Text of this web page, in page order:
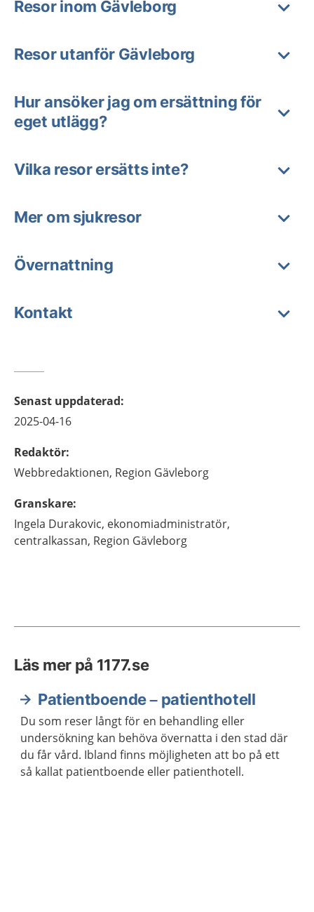
Resor inom Gävleborg
Resor utanför Gävleborg
Hur ansöker jag om ersättning för
eget utlägg?
Vilka resor ersätts inte?
Mer om sjukresor
Övernattning
Kontakt
Senast uppdaterad:
2025-04-16
Redaktör:
Webbredaktionen, Region Gävleborg
Granskare:
Ingela Durakovic, ekonomiadministratör,
centralkassan, Region Gävleborg
Läs mer på 1177.se
Patientboende – patienthotell
Du som reser långt för en behandling eller
undersökning kan behöva övernatta i den stad där
du får vård. Ibland finns möjligheten att bo på ett
så kallat patientboende eller patienthotell.